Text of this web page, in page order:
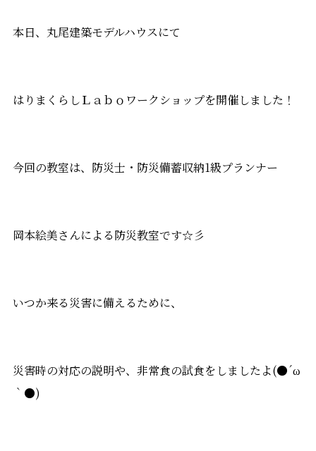
本日、丸尾建築モデルハウスにて
はりまくらしＬａｂｏワークショップを開催しました！
今回の教室は、防災士・防災備蓄収納1級プランナー
岡本絵美さんによる防災教室です☆彡
いつか来る災害に備えるために、
災害時の対応の説明や、非常食の試食をしましたよ(●´ω
｀●)